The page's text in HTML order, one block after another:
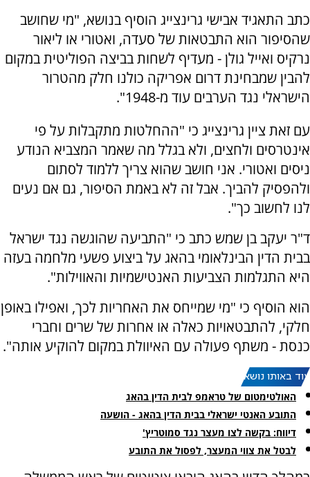
כתב התאגיד אבישי גרינצייג הוסיף בנושא, "מי שחושב
שהסיפור הוא התבטאות של סעדה, ואטורי או ליאור
נרקיס ואייל גולן - מעדיף לשחות בביצה הפוליטית במקום
להבין שמבחינת דרום אפריקה כולנו חלק מהטרור
הישראלי נגד הערבים עוד מ-1948".
עם זאת ציין גרינצייג כי "ההחלטות מתקבלות על פי
אינטרסים ולחצים, ולא בגלל מה שאמר המצביא הנודע
ניסים ואטורי. אני חושב שהוא צריך ללמוד לסתום
ולהפסיק להביך. אבל זה לא באמת הסיפור, גם אם נעים
לנו לחשוב כך".
ד"ר יעקב בן שמש כתב כי "התביעה שהוגשה נגד ישראל
בבית הדין הבינלאומי בהאג על ביצוע פשעי מלחמה בעזה
היא התגלמות הצביעות האנטישמיות והאווילות".
הוא הוסיף כי "מי שמייחס את האחריות לכך, ואפילו באופן
חלקי, להתבטאויות כאלה או אחרות של שרים וחברי
כנסת - משתף פעולה עם האיוולת במקום להוקיע אותה".
עוד באותו נושא:
האולטימטום של טראמפ לבית הדין בהאג
התובע האנטי ישראלי בבית הדין בהאג - הושעה
דיווח: בקשה לצו מעצר נגד סמוטריץ'
לבטל את צווי המעצר, לפסול את התובע